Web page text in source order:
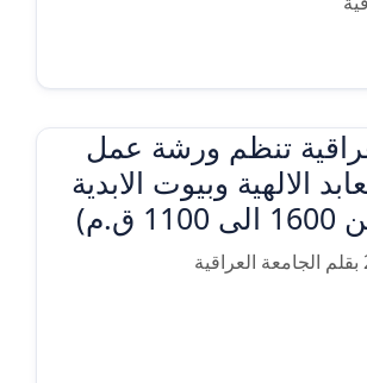
تنظم ورشة عمل
الالهية وبيوت الابدية
بقلم الجامعة العراقية